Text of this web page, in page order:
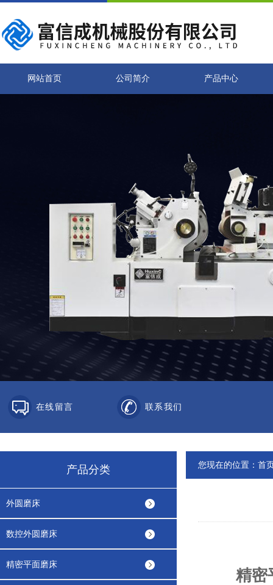
网站首页 公司简介 产品中心
在线留言 联系我们
产品分类
外圆磨床
数控外圆磨床
精密平面磨床
您现在的位置： 首
精密